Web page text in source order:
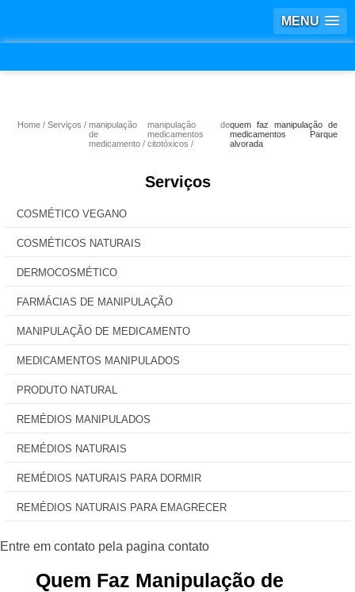
MENU
Home Serviços
manipulação
de
medicamento
manipulação de
medicamentos
citotóxicos
quem faz manipulação de
medicamentos Parque
alvorada
Serviços
COSMÉTICO VEGANO
COSMÉTICOS NATURAIS
DERMOCOSMÉTICO
FARMÁCIAS DE MANIPULAÇÃO
MANIPULAÇÃO DE MEDICAMENTO
MEDICAMENTOS MANIPULADOS
PRODUTO NATURAL
REMÉDIOS MANIPULADOS
REMÉDIOS NATURAIS
REMÉDIOS NATURAIS PARA DORMIR
REMÉDIOS NATURAIS PARA EMAGRECER
Quem Faz Manipulação de